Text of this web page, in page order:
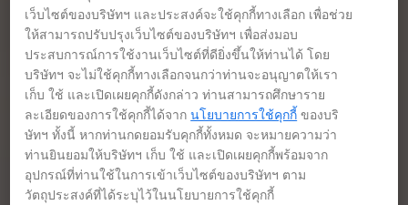
เว็บไซต์ของบริษัทฯ และประสงค์จะใช้คุกกี้ทางเลือก เพื่อช่วย
ให้สามารถปรับปรุงเว็บไซต์ของบริษัทฯ เพื่อส่งมอบ
ประสบการณ์การใช้งานเว็บไซต์ที่ดียิ่งขึ้นให้ท่านได้ โดย
บริษัทฯ จะไม่ใช้คุกกี้ทางเลือกจนกว่าท่านจะอนุญาตให้เรา
เก็บ ใช้ และเปิดเผยคุกกี้ดังกล่าว ท่านสามารถศึกษาราย
ละเอียดของการใช้คุกกี้ได้จากนโยบายการใช้คุกกี้ ของบริ
ษัทฯ ทั้งนี้ หากท่านกดยอมรับคุกกี้ทั้งหมด จะหมายความว่า
ท่านยินยอมให้บริษัทฯ เก็บ ใช้ และเปิดเผยคุกกี้พร้อมจาก
อุปกรณ์ที่ท่านใช้ในการเข้าเว็บไซต์ของบริษัทฯ ตาม
วัตถุประสงค์ที่ได้ระบุไว้ในนโยบายการใช้คุกกี้